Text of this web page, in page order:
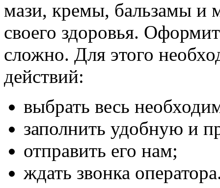
мази, кремы, бальзамы и
своего здоровья.
сложно. Для этого
действий:
выбрать весь
заполнить удобную и
отправить его нам;
ждать звонка